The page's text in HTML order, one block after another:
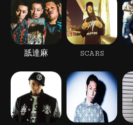
舐達麻 SCARS